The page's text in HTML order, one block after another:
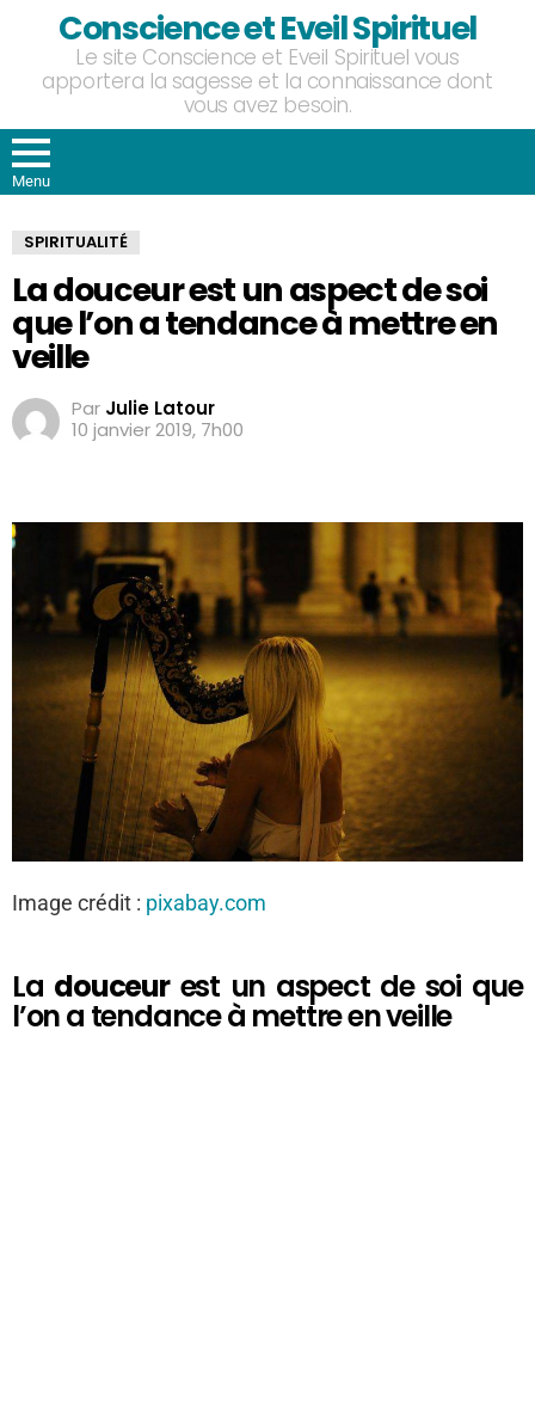
Conscience et Eveil Spirituel
Le site Conscience et Eveil Spirituel vous
apportera la sagesse et la connaissance dont
vous avez besoin.
Menu
SPIRITUALITÉ
La douceur est un aspect de soi
que l’on a tendance à mettre en
veille
Par Julie Latour
10 janvier 2019, 7h00
Image crédit : pixabay.com
La douceurest un aspect de soi que
l’on a tendance à mettre en veille